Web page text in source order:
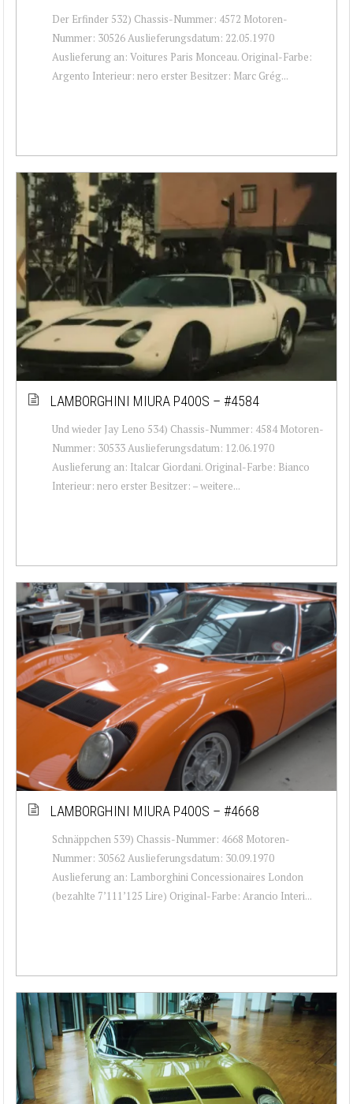
Der Erfinder 532) Chassis-Nummer: 4572 Motoren-
Nummer: 30526 Auslieferungsdatum: 22.05.1970
Auslieferung an: Voitures Paris Monceau. Original-Farbe:
Argento Interieur: nero erster Besitzer: Marc Grég...
LAMBORGHINI MIURA P400S – #4584
Und wieder Jay Leno 534) Chassis-Nummer: 4584 Motoren-
Nummer: 30533 Auslieferungsdatum: 12.06.1970
Auslieferung an: Italcar Giordani. Original-Farbe: Bianco
Interieur: nero erster Besitzer: – weitere...
LAMBORGHINI MIURA P400S – #4668
Schnäppchen 539) Chassis-Nummer: 4668 Motoren-
Nummer: 30562 Auslieferungsdatum: 30.09.1970
Auslieferung an: Lamborghini Concessionaires London
(bezahlte 7’111’125 Lire) Original-Farbe: Arancio Interi...